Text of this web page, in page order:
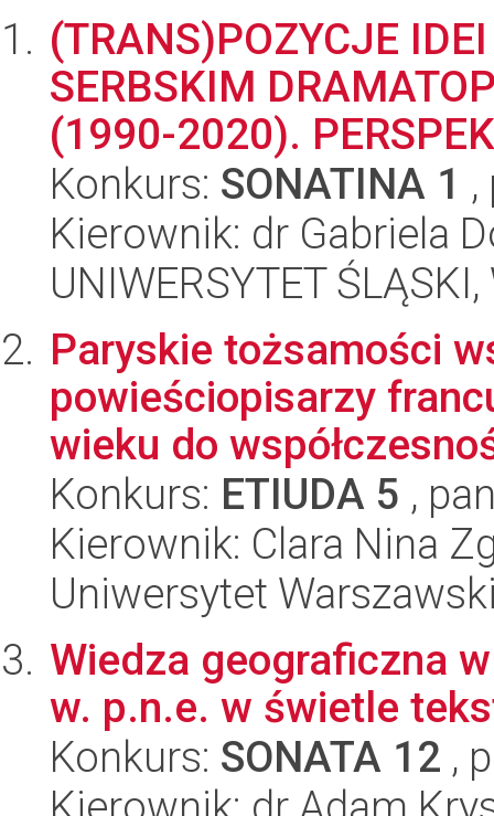
(TRANS)POZYCJE
SERBSKIM
(1990-2020).
Konkurs: SONATINA 1
Kierownik: dr Gabriela
UNIWERSYTET
Paryskie tożsamości
powieściopisarzy
wieku do
Konkurs: ETIUDA 5 ,
Kierownik: Clara Nina
Uniwersytet
Wiedza geograficzna
w. p.n.e. w świetle
Konkurs: SONATA 12 ,